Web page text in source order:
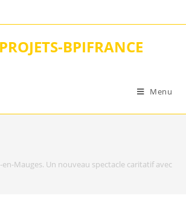
BPIFRANCE
Menu
Mauges. Un nouveau spectacle caritatif avec